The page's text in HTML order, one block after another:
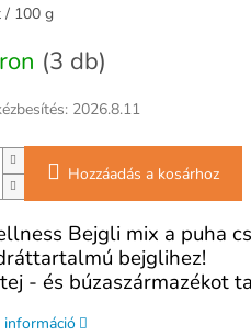
/ 100 g
(3 db)
2026.8.11
Hozzáadás a kosárhoz
Bejgli mix a puha
bejglihez!
- és búzaszármazékot
információ